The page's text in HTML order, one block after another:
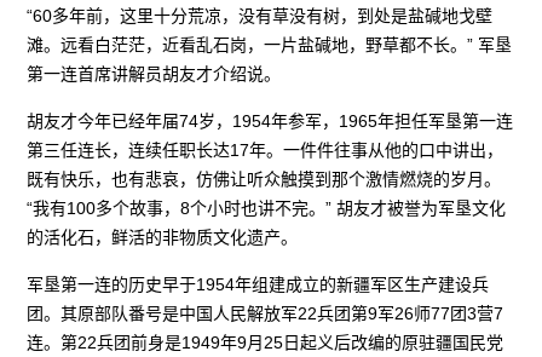
“60多年前，这里十分荒凉，没有草没有树，到处是盐碱地戈壁
滩。远看白茫茫，近看乱石岗，一片盐碱地，野草都不长。” 军垦
第一连首席讲解员胡友才介绍说。
胡友才今年已经年届74岁，1954年参军，1965年担任军垦第一连
第三任连长，连续任职长达17年。一件件往事从他的口中讲出，
既有快乐，也有悲哀，仿佛让听众触摸到那个激情燃烧的岁月。
“我有100多个故事，8个小时也讲不完。” 胡友才被誉为军垦文化
的活化石，鲜活的非物质文化遗产。
军垦第一连的历史早于1954年组建成立的新疆军区生产建设兵
团。其原部队番号是中国人民解放军22兵团第9军26师77团3营7
连。第22兵团前身是1949年9月25日起义后改编的原驻疆国民党